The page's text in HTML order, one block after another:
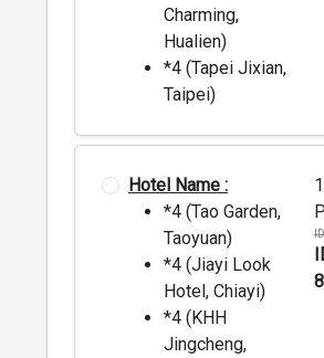
Charming,
Hualien)
*4 (Tapei Jixian,
Taipei)
Hotel Name :
*4 (Tao Garden,
Taoyuan)
*4 (Jiayi Look
Hotel, Chiayi)
*4 (KHH
Jingcheng,